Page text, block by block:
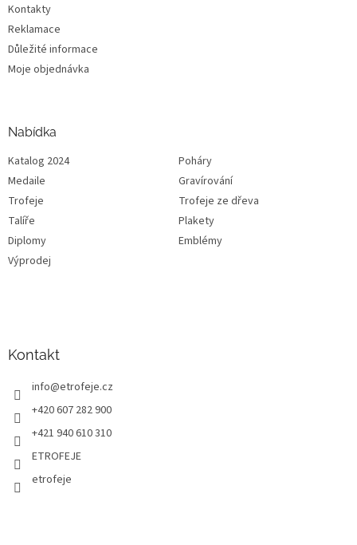
Kontakty
Reklamace
Důležité informace
Moje objednávka
Nabídka
Katalog 2024
Poháry
Medaile
Gravírování
Trofeje
Trofeje ze dřeva
Talíře
Plakety
Diplomy
Emblémy
Výprodej
Kontakt
info@etrofeje.cz
+420 607 282 900
+421 940 610 310
ETROFEJE
etrofeje